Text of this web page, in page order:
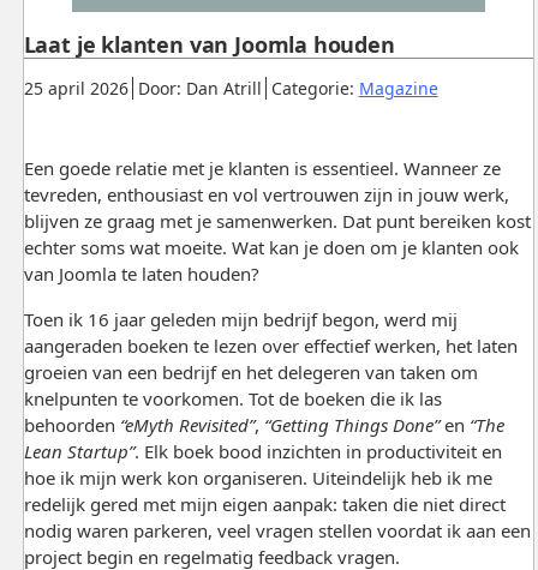
Gepubliceerd:
25 april 2026. Door: Dan Atrill. Categorie: Magazine.
Laat je klanten van Joomla houden
Een goede relatie met je klanten is essentieel. Wanneer ze
tevreden, enthousiast en vol vertrouwen zijn in jouw werk,
blijven ze graag met je samenwerken. Dat punt bereiken kost
echter soms wat moeite. Wat kan je doen om je klanten ook
van Joomla te laten houden?
Toen ik 16 jaar geleden mijn bedrijf begon, werd mij
aangeraden boeken te lezen over effectief werken, het laten
groeien van een bedrijf en het delegeren van taken om
knelpunten te voorkomen. Tot de boeken die ik las
behoorden “eMyth Revisited”, “Getting Things Done”en “The
Lean Startup”. Elk boek bood inzichten in productiviteit en
hoe ik mijn werk kon organiseren. Uiteindelijk heb ik me
redelijk gered met mijn eigen aanpak: taken die niet direct
nodig waren parkeren, veel vragen stellen voordat ik aan een
project begin en regelmatig feedback vragen.